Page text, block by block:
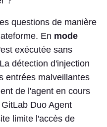
questions de manière
En mode
exécutée sans
détection d'injection
entrées malveillantes
de l'agent en cours
Duo Agent
limite l'accès de